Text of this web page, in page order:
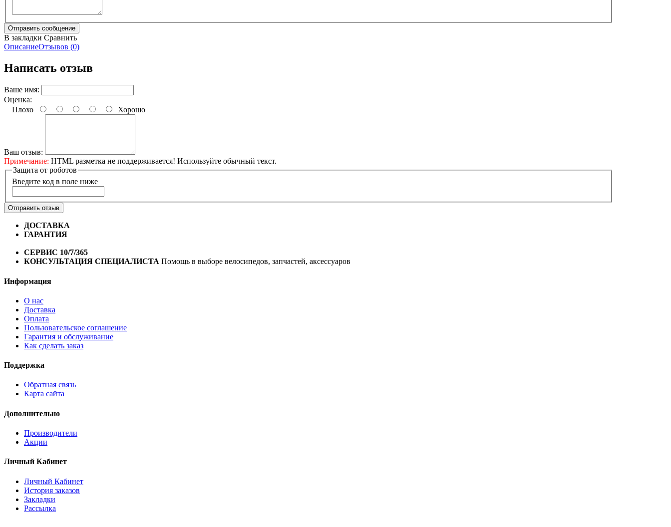
В закладки Сравнить
ОписаниеОтзывов (0)
Написать отзыв
Ваше имя:
Оценка:
Плохо
Хорошо
Ваш отзыв:
Примечание: HTML разметка не поддерживается! Используйте обычный текст.
Защита от роботов
Введите код в поле ниже
Отправить отзыв
ДОСТАВКА
ГАРАНТИЯ
СЕРВИС 10/7/365
КОНСУЛЬТАЦИЯ СПЕЦИАЛИСТА Помощь в выборе велосипедов, запчастей, аксессуаров
Информация
О нас
Доставка
Оплата
Пользовательское соглашение
Гарантия и обслуживание
Как сделать заказ
Поддержка
Обратная связь
Карта сайта
Дополнительно
Производители
Акции
Личный Кабинет
Личный Кабинет
История заказов
Закладки
Рассылка